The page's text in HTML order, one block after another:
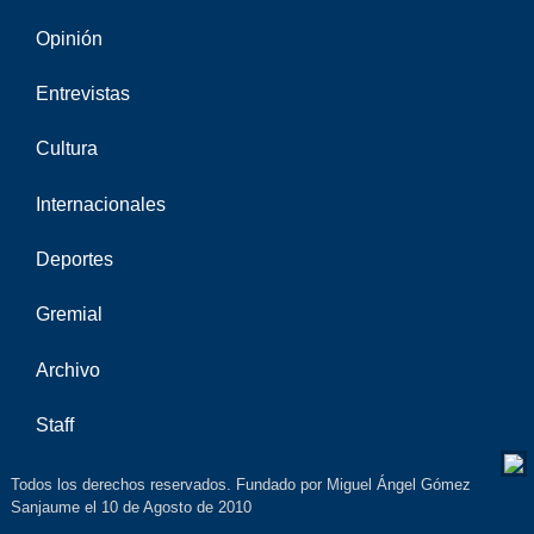
Opinión
Entrevistas
Cultura
Internacionales
Deportes
Gremial
Archivo
Staff
Todos los derechos reservados. Fundado por Miguel Ángel Gómez
Sanjaume el 10 de Agosto de 2010